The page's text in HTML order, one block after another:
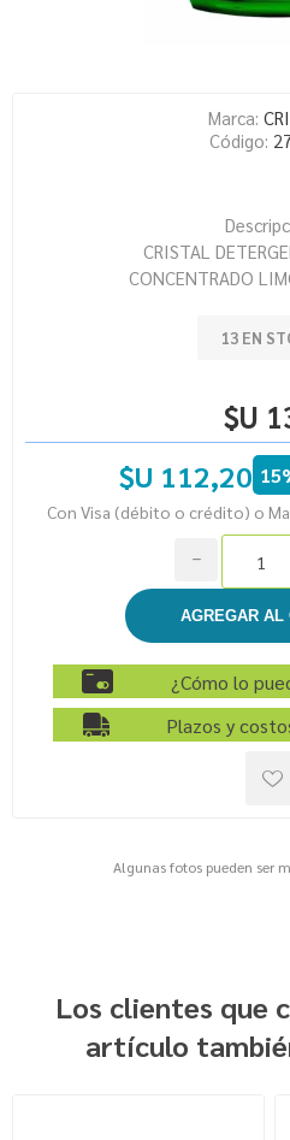
Marca:
Código:
CRISTAL
CONCENTRADO
13 EN
$U
$U 112,20
Con Visa (débito o crédito) o
h
¿Cómo lo
Plazos y
Algunas fotos pueden ser
Los clientes que
artículo